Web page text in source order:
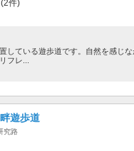
(2件)
している遊歩道です。自然を感じ
フレ...
遊歩道
究路